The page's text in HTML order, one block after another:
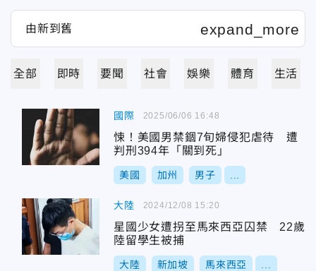
全部 即時 要聞 社會 娛樂 體育 生活
國際
悚！美國男禁錮7旬婦侵犯虐待 遭
判刑394年「關到死」
美國 加州 男子
2025/06/06 16:48
大陸
星國少女遭拐至馬來西亞囚禁 22歲
陸留學生被捕
大陸 新加坡 馬來西亞
2024/12/08 15:20